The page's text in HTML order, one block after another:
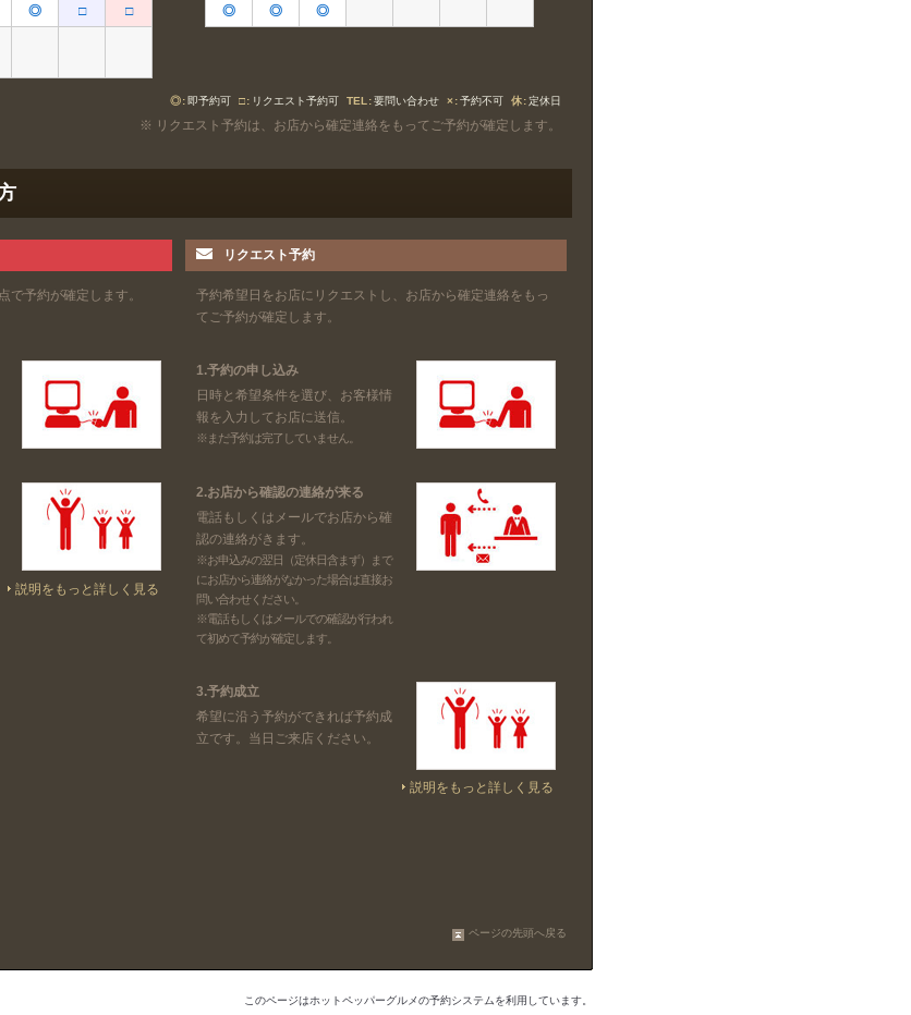
◎
□
□
◎
◎
◎
◎ 即予約可 □ リクエスト予約可 TEL 要問い合わせ × 予約不可 休 定休日
※ リクエスト予約は、お店から確定連絡をもってご予約が確定します。
で予約が確定します。
説明をもっと詳しく見る
リクエスト予約
予約希望日をお店にリクエストし、お店から確定連絡をもっ
てご予約が確定します。
1.予約の申し込み
日時と希望条件を選び、お客様情
報を入力してお店に送信。
※まだ予約は完了していません。
2.お店から確認の連絡が来る
電話もしくはメールでお店から確
認の連絡がきます。
※お申込みの翌日（定休日含まず）まで
にお店から連絡がなかった場合は直接お
問い合わせください。
※電話もしくはメールでの確認が行われ
て初めて予約が確定します。
3.予約成立
希望に沿う予約ができれば予約成
立です。当日ご来店ください。
説明をもっと詳しく見る
ページの先頭へ戻る
このページはホットペッパーグルメの予約システムを利用しています。